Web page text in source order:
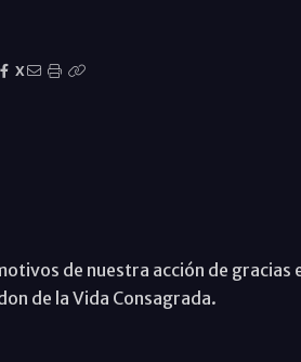
X
de nuestra acción de gracias
de la Vida Consagrada.